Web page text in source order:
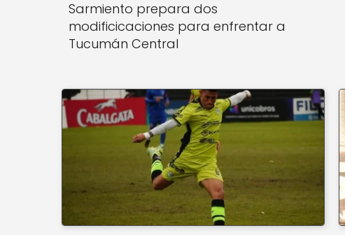
Sarmiento prepara dos
modificicaciones para enfrentar a
Tucumán Central